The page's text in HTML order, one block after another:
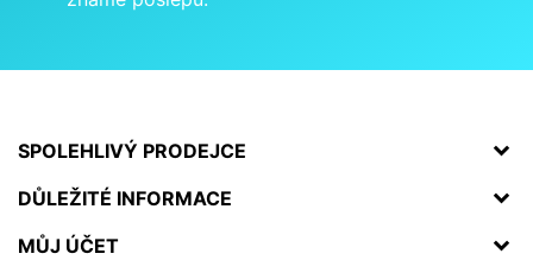
SPOLEHLIVÝ PRODEJCE
DŮLEŽITÉ INFORMACE
MŮJ ÚČET